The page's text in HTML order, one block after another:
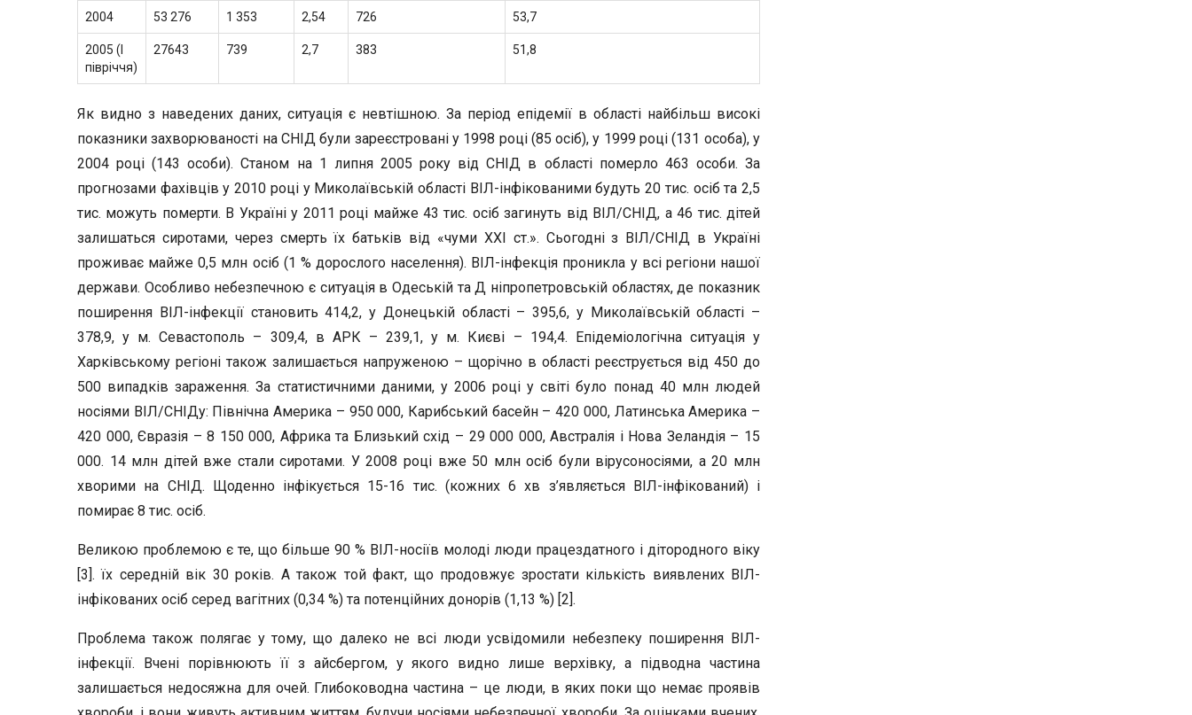
2004 53 276 1 353 2,54 726 53,7
2005 (І
півріччя)
27643 739 2,7 383 51,8
Як видно з наведених даних, ситуація є невтішною. За період епідемії в області найбільш високі
показники захворюваності на СНІД були зареєстровані у 1998 році (85 осіб), у 1999 році (131 особа), у
2004 році (143 особи). Станом на 1 липня 2005 року від СНІД в області померло 463 особи. За
прогнозами фахівців у 2010 році у Миколаївській області ВІЛ-інфікованими будуть 20 тис. осіб та 2,5
тис. можуть померти. В Україні у 2011 році майже 43 тис. осіб загинуть від ВІЛ/СНІД, а 46 тис. дітей
залишаться сиротами, через смерть їх батьків від «чуми XXI ст.». Сьогодні з ВІЛ/СНІД в Україні
проживає майже 0,5 млн осіб (1 % дорослого населення). ВІЛ-інфекція проникла у всі регіони нашої
держави. Особливо небезпечною є ситуація в Одеській та Д ніпропетровській областях, де показник
поширення ВІЛ-інфекції становить 414,2, у Донецькій області – 395,6, у Миколаївській області –
378,9, у м. Севастополь – 309,4, в АРК – 239,1, у м. Києві – 194,4. Епідеміологічна ситуація у
Харківському регіоні також залишається напруженою – щорічно в області реєструється від 450 до
500 випадків зараження. За статистичними даними, у 2006 році у світі було понад 40 млн людей
носіями ВІЛ/СНІДу: Північна Америка – 950 000, Карибський басейн – 420 000, Латинська Америка –
420 000, Євразія – 8 150 000, Африка та Близький схід – 29 000 000, Австралія і Нова Зеландія – 15
000. 14 млн дітей вже стали сиротами. У 2008 році вже 50 млн осіб були вірусоносіями, а 20 млн
хворими на СНІД. Щоденно інфікується 15-16 тис. (кожних 6 хв з’являється ВІЛ-інфікований) і
помирає 8 тис. осіб.
Великою проблемою є те, що більше 90 % ВІЛ-носіїв молоді люди працездатного і дітородного віку
[3]. їх середній вік 30 років. А також той факт, що продовжує зростати кількість виявлених ВІЛ-
інфікованих осіб серед вагітних (0,34 %) та потенційних донорів (1,13 %) [2].
Проблема також полягає у тому, що далеко не всі люди усвідомили небезпеку поширення ВІЛ-
інфекції. Вчені порівнюють її з айсбергом, у якого видно лише верхівку, а підводна частина
залишається недосяжна для очей. Глибоководна частина – це люди, в яких поки що немає проявів